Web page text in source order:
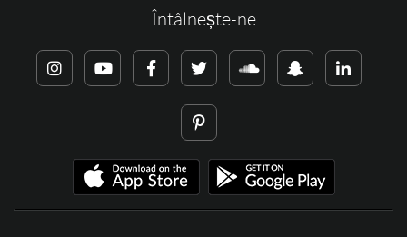
Întâlnește-ne